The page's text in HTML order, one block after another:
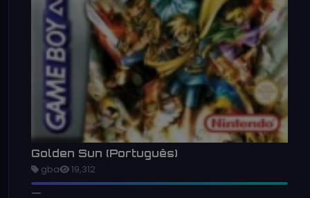
Golden Sun (Português)
gba 19,312